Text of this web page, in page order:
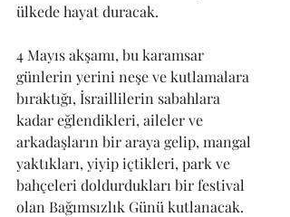
ülkede hayat duracak.
4 Mayıs akşamı, bu karamsar
günlerin yerini neşe ve kutlamalara
bıraktığı, İsraillilerin sabahlara
kadar eğlendikleri, aileler ve
arkadaşların bir araya gelip, mangal
yaktıkları, yiyip içtikleri, park ve
bahçeleri doldurdukları bir festival
olan Bağımsızlık Günü kutlanacak.